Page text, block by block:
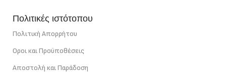
Πολιτικές ιστότοπου
Πολιτική Απορρήτου
Οροι και Προϋποθέσεις
Αποστολή και Παράδοση